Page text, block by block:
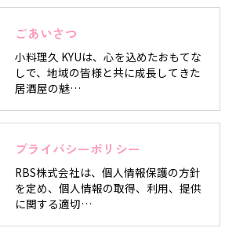
ごあいさつ
小料理久 KYUは、心を込めたおもてな
しで、地域の皆様と共に成長してきた
居酒屋の魅…
プライバシーポリシー
RBS株式会社は、個人情報保護の方針
を定め、個人情報の取得、利用、提供
に関する適切…